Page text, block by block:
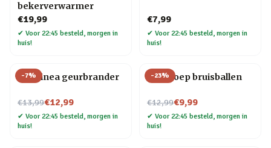
bekerverwarmer
€19,99
✔ Voor 22:45 besteld, morgen in
huis!
€7,99
✔ Voor 22:45 besteld, morgen in
huis!
-7%
Chiminea geurbrander
€13,99
Nu voor€12,99
✔ Voor 22:45 besteld, morgen in
huis!
-23%
Dinopoep bruisballen
€12,99
Nu voor€9,99
✔ Voor 22:45 besteld, morgen in
huis!